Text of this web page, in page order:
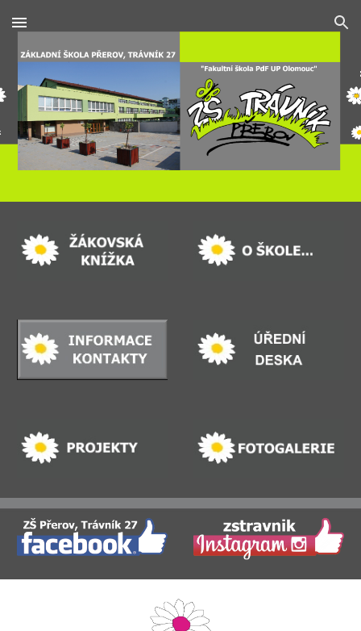
Skip to main content Skip to navigation